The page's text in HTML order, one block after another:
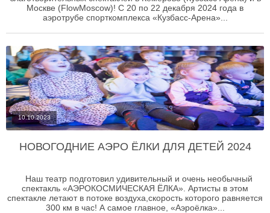
Москве (FlowMoscow)! С 20 по 22 декабря 2024 года в
аэротрубе спорткомплекса «Кузбасс-Арена»...
10.10.2023
НОВОГОДНИЕ АЭРО ЁЛКИ ДЛЯ ДЕТЕЙ 2024
Наш театр подготовил удивительный и очень необычный
спектакль «АЭРОКОСМИЧЕСКАЯ ЁЛКА». Артисты в этом
спектакле летают в потоке воздуха,скорость которого равняется
300 км в час! А самое главное, «Аэроёлка»...